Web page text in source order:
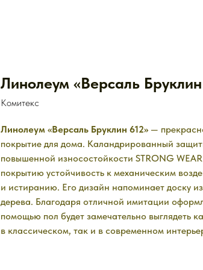
Линолеум «Версаль
Комитекс
Линолеум «Версаль Бруклин 612» —
покрытие для дома. Каландрированный
повышенной износостойкости STRONG
покрытию устойчивость к механическим
и истиранию. Его дизайн напоминает доску
дерева. Благодаря отличной имитации
помощью пол будет замечательно выглядеть
в классическом, так и в современном